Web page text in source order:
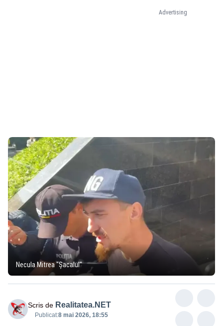
Advertising
Necula Mitrea "Șacalul"
Scris de Realitatea.NET
Publicat:8 mai 2026, 18:55